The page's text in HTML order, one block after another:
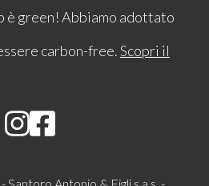
è green! Abbiamo adottato
carbon-free.Scopri il